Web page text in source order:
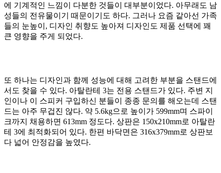
에 기계적인 느낌이 다분한 것들이 대부분이었다. 아무래도 남
성들의 전유물이기 때문이기도 하다. 그러나 요즘 같아선 가족
들의 눈높이, 디자인 취향도 높아져 디자인도 제품 선택에 꽤
큰 영향을 주게 되었다.
또 하나는 디자인과 함께 성능에 대해 고려한 부분을 스탠드에
서도 찾을 수 있다. 아탈란테 3는 전용 스탠드가 있다. 주변 지
인이나 이 스피커 구입하신 분들이 종종 문의를 해오는데 스탠
드는 아주 무겁진 않다. 약 5.6kg으로 높이가 599mm며 스파이
크까지 채용하면 613mm 정도다. 상판은 150x210mm로 아탈란
테 3에 최적화되어 있다. 한편 바닥면은 316x379mm로 상판보
다 넓어 안정감을 높였다.